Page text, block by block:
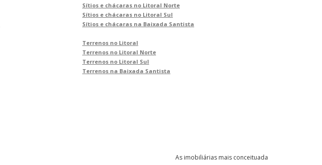
Sítios e chácaras no Litoral Norte
Sítios e chácaras no Litoral Sul
Sítios e chácaras na Baixada Santista
Terrenos no Litoral
Terrenos no Litoral Norte
Terrenos no Litoral Sul
Terrenos na Baixada Santista
As imobiliárias mais conceituadas do Litoral